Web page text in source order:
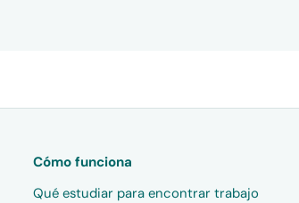
Cómo funciona
Qué estudiar para encontrar trabajo